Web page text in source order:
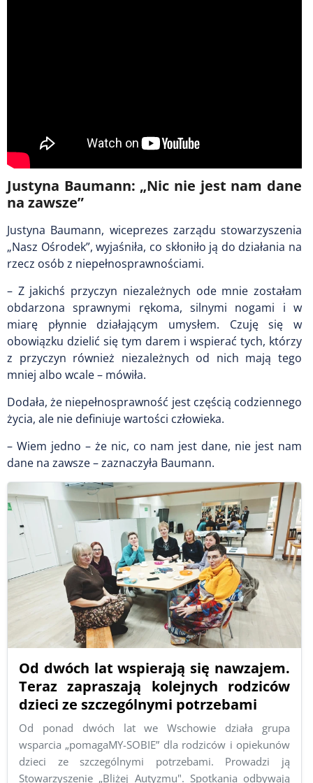
Justyna Baumann: „Nic nie jest nam dane
na zawsze”
Justyna Baumann, wiceprezes zarządu stowarzyszenia
„Nasz Ośrodek”, wyjaśniła, co skłoniło ją do działania na
rzecz osób z niepełnosprawnościami.
– Z jakichś przyczyn niezależnych ode mnie zostałam
obdarzona sprawnymi rękoma, silnymi nogami i w
miarę płynnie działającym umysłem. Czuję się w
obowiązku dzielić się tym darem i wspierać tych, którzy
z przyczyn również niezależnych od nich mają tego
mniej albo wcale – mówiła.
Dodała, że niepełnosprawność jest częścią codziennego
życia, ale nie definiuje wartości człowieka.
– Wiem jedno – że nic, co nam jest dane, nie jest nam
dane na zawsze – zaznaczyła Baumann.
Od dwóch lat wspierają się nawzajem.
Teraz zapraszają kolejnych rodziców
dzieci ze szczególnymi potrzebami
Od ponad dwóch lat we Wschowie działa grupa
wsparcia „pomagaMY-SOBIE” dla rodziców i opiekunów
dzieci ze szczególnymi potrzebami. Prowadzi ją
Stowarzyszenie „Bliżej Autyzmu". Spotkania odbywają